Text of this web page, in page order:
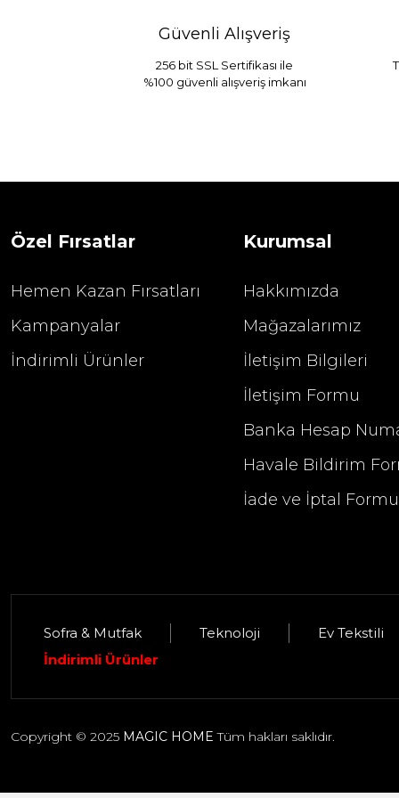
2.400,00 TL
Selim Dekor Elise 13x18 Çerçeve
Güvenli Alışveriş
256 bit SSL Sertifikası ile
%100 güvenli alışveriş imkanı
Özel Fırsatlar
Hemen Kazan Fırsatları
Kampanyalar
İndirimli Ürünler
Kurumsal
Hakkımızda
Mağazalarımız
İletişim Bilgileri
İletişim Formu
Banka Hesap
Havale Bildirim
İade ve İptal Formu
Sofra & Mutfak Teknoloji Ev Tekstili
İndirimli Ürünler
Copyright © 2025 MAGIC HOME Tüm hakları saklıdır.